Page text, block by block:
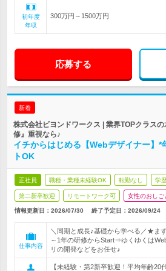
初年度
年収
300万円～1500万円
応募する
新着
株式会社ビヨンドワークス | 業界TOPクラス
修』重視なら♪
イチからはじめる【Webデザイナー】*
トOK
正社員 職種・業種未経験OK 転勤なし 学
第二新卒歓迎 リモートワーク可 女性のおしご
情報更新日：2026/07/30 終了予定日：2026/09/24
仕事内容
＼同期と成長♪基礎から学べる／★ま
～1年の研修からStart⇒ゆくゆくは
リの開発などをお任せ♪
【未経験・第2新卒歓迎！平均年齢20